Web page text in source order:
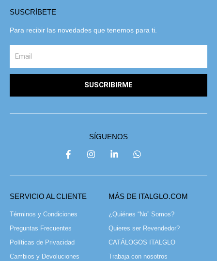
SUSCRÍBETE
Para recibir las novedades que tenemos para ti.
SUSCRIBIRME
SÍGUENOS
SERVICIO AL CLIENTE
Términos y Condiciones
Preguntas Frecuentes
Políticas de Privacidad
Cambios y Devoluciones
MÁS DE ITALGLO.COM
¿Quiénes “No” Somos?
Quieres ser Revendedor?
CATÁLOGOS ITALGLO
Trabaja con nosotros